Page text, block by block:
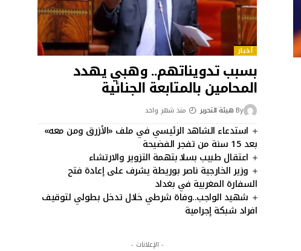
أخبار
بسبب تدويناتهم.. وهبي يهدد
المحامين بالمتابعة الجنائية
By هيئة التحرير منذ شهر واحد
استدعاء الشاهد الرئيسي في ملف «الأزرق ومن معه»
بعد 15 سنة من تفجر الفضيحة
اعتقال طبيب بسلا بتهمة التزوير والارتشاء
وزير الخارجية ناصر بوريطة يشرف على إعادة فتح
السفارة المغربية في بغداد
شهيد الواجب..وفاة شرطي خلال تدخل بطولي لتوقيف
افراد شبكة إجرامية
- الإعلانات -